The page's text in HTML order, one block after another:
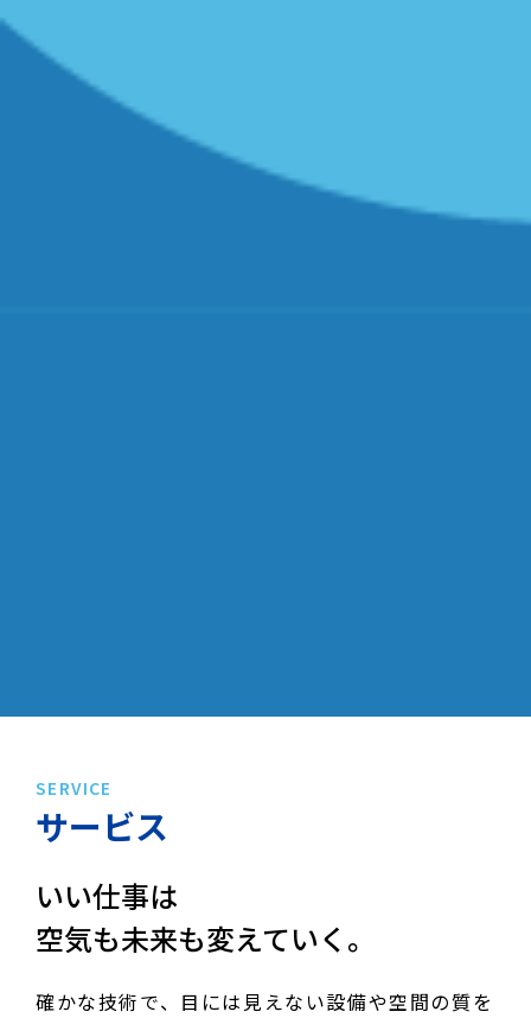
SERVICE
サービス
いい仕事は
空気も未来も変えていく。
確かな技術で、目には見えない設備や空間の質を